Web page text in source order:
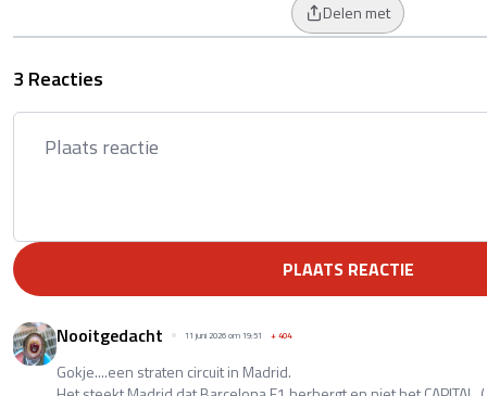
Delen met
3 Reacties
PLAATS REACTIE
Nooitgedacht 11 juni 2026 om 19:51 +404
Gokje....een straten circuit in Madrid.